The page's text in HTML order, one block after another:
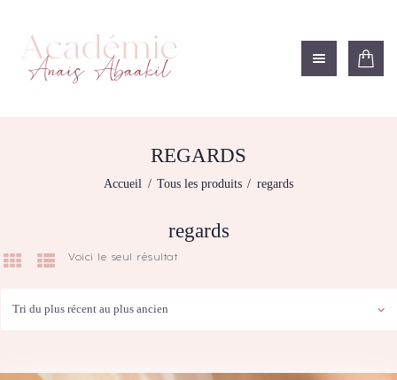
REGARDS
Accueil Tous les produits regards
ACADÉMIE ANAÏS ABAAKIL
Formation et shop Indigo
NOS FORMATIONS
CONTACTEZ-NOUS
RECHERCHE
regards
Voici le seul résultat